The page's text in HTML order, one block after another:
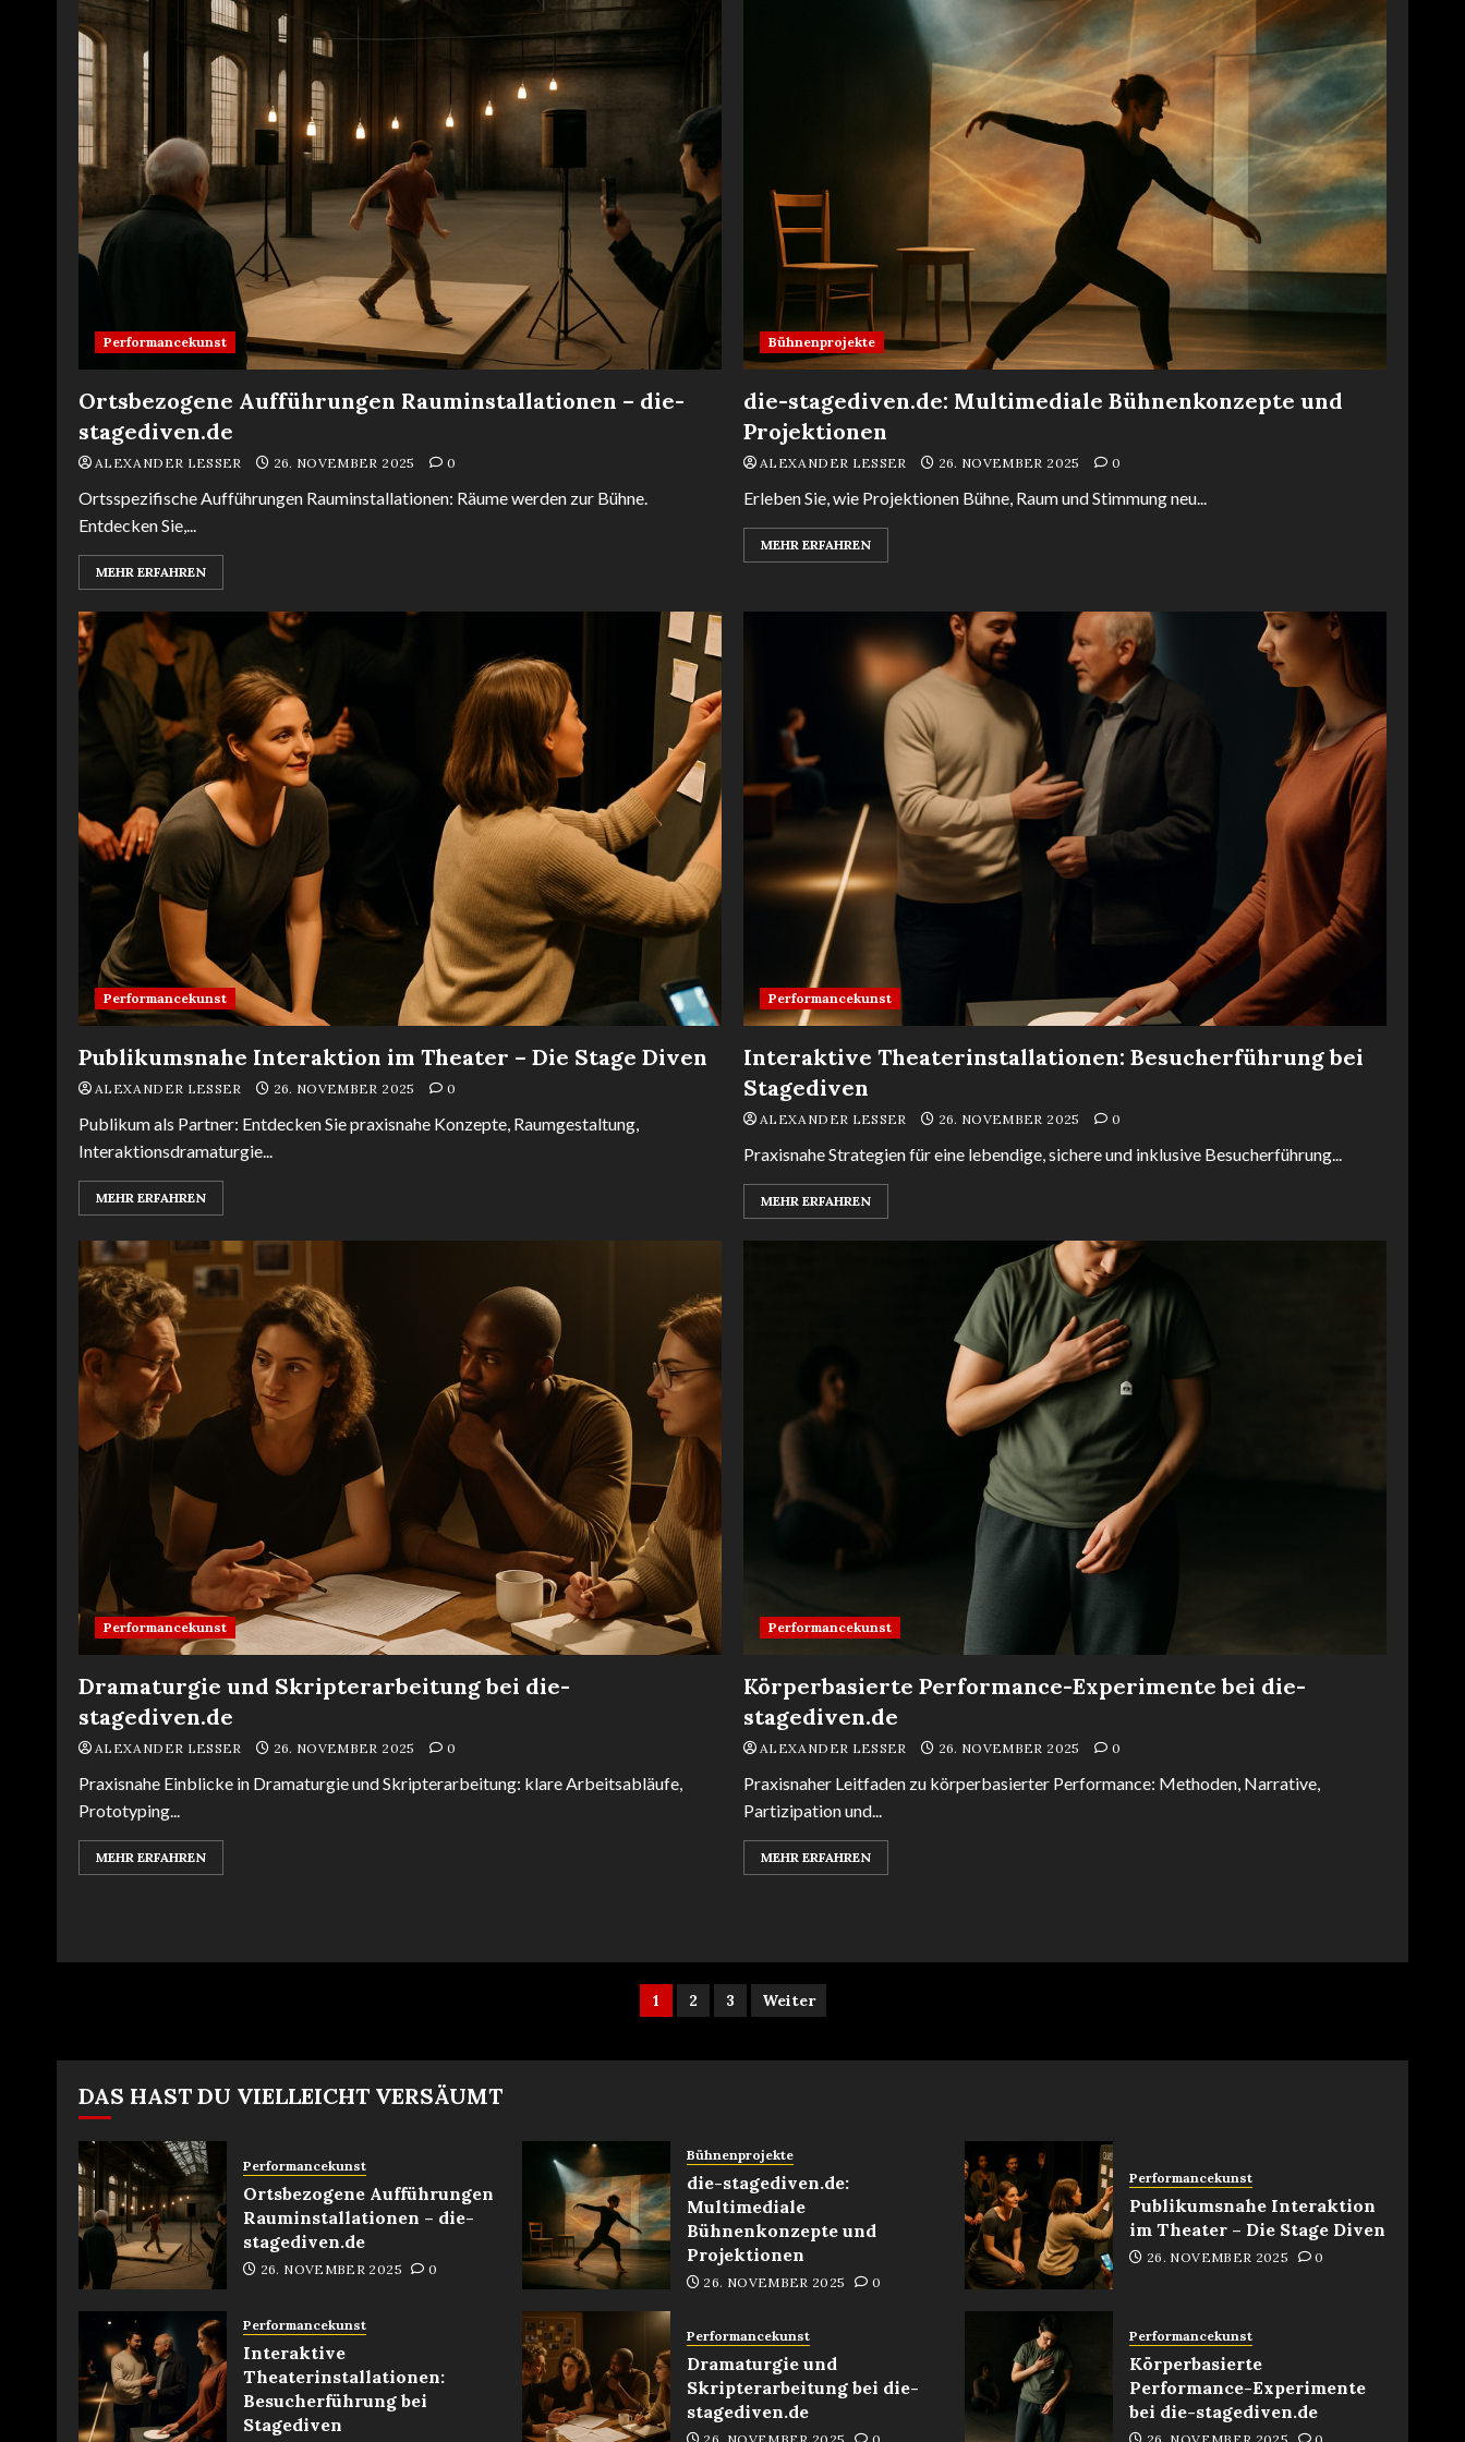
Performancekunst
Ortsbezogene Aufführungen Rauminstallationen – die-
stagediven.de
ALEXANDER LESSER 26. NOVEMBER 2025 0
Ortsspezifische Aufführungen Rauminstallationen: Räume werden zur Bühne.
Entdecken Sie,...
MEHR ERFAHREN
Bühnenprojekte
die-stagediven.de: Multimediale Bühnenkonzepte und
Projektionen
ALEXANDER LESSER 26. NOVEMBER 2025 0
Erleben Sie, wie Projektionen Bühne, Raum und Stimmung neu...
MEHR ERFAHREN
Performancekunst
Publikumsnahe Interaktion im Theater – Die Stage Diven
ALEXANDER LESSER 26. NOVEMBER 2025 0
Publikum als Partner: Entdecken Sie praxisnahe Konzepte, Raumgestaltung,
Interaktionsdramaturgie...
MEHR ERFAHREN
Performancekunst
Interaktive Theaterinstallationen: Besucherführung bei
Stagediven
ALEXANDER LESSER 26. NOVEMBER 2025 0
Praxisnahe Strategien für eine lebendige, sichere und inklusive Besucherführung...
MEHR ERFAHREN
Performancekunst
Dramaturgie und Skripterarbeitung bei die-
stagediven.de
ALEXANDER LESSER 26. NOVEMBER 2025 0
Praxisnahe Einblicke in Dramaturgie und Skripterarbeitung: klare Arbeitsabläufe,
Prototyping...
MEHR ERFAHREN
Performancekunst
Körperbasierte Performance-Experimente bei die-
stagediven.de
ALEXANDER LESSER 26. NOVEMBER 2025 0
Praxisnaher Leitfaden zu körperbasierter Performance: Methoden, Narrative,
Partizipation und...
MEHR ERFAHREN
Seitennummerierung
1 2 3 Weiter
DAS HAST DU VIELLEICHT VERSÄUMT
Performancekunst
Ortsbezogene Aufführungen
Rauminstallationen – die-
stagediven.de
26. NOVEMBER 2025 0
Bühnenprojekte
die-stagediven.de:
Multimediale
Bühnenkonzepte und
Projektionen
26. NOVEMBER 2025 0
Performancekunst
Publikumsnahe Interaktion
im Theater – Die Stage Diven
26. NOVEMBER 2025 0
Performancekunst
Interaktive
Theaterinstallationen:
Besucherführung bei
Stagediven
Performancekunst
Dramaturgie und
Skripterarbeitung bei die-
stagediven.de
26. NOVEMBER 2025 0
Performancekunst
Körperbasierte
Performance-Experimente
bei die-stagediven.de
26. NOVEMBER 2025 0